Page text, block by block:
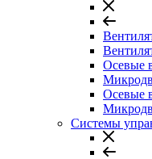
Осевые
Осевые
Системы